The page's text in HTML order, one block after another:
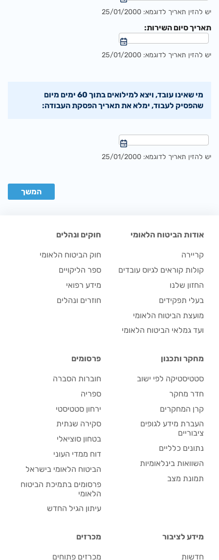
יש להזין תאריך לדוגמא: 25/01/2000
תאריך סיום השירות:
יש להזין תאריך לדוגמא: 25/01/2000
מי שאינו עובד, ויצא למילואים בתוך 60 ימים מיום
שהפסיק לעבוד, ימלא את תאריך הפסקת העבודה:
יש להזין תאריך לדוגמא: 25/01/2000
אודות הביטוח הלאומי
קריירה
קולות קוראים לגיוס עובדים
החזון שלנו
בעלי תפקידים
מועצת הביטוח הלאומי
ועד גמלאי הביטוח הלאומי
חוקים ונהלים
חוק הביטוח הלאומי
ספר הליקויים
מידע רפואי
חוזרים ונהלים
מחקר ותכנון
סטטיסטיקה לפי ישוב
חדר מחקר
קרן המחקרים
העברת מידע לגופים
ציבוריים
נתונים כלליים
השוואות בינלאומיות
תמונת מצב
פרסומים
חוברות הסברה
ספריה
ירחון סטטיסטי
סקירה שנתית
בטחון סוציאלי
דוח ממדי העוני
הביטוח הלאומי בישראל
פרסומים בתמיכת הביטוח
הלאומי
עיתון הגיל החדש
מידע לציבור
חדשות
מכרזים
מכרזים פתוחים